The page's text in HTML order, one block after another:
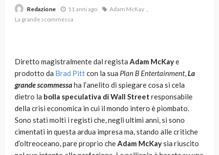
Redazione 11 anni ago
Adam McKay
La grande scommessa
Diretto magistralmente dal regista Adam McKaye
prodotto da Brad Pittcon la sua Plan B Entertainment,La
grande scommessaha l’anelito di spiegare cosa si cela
dietro la bolla speculativa di Wall Street responsabile
della crisi economica in cui il mondo intero è piombato.
Sono stati molti i registi che, negli ultimi anni, si sono
cimentati in questa ardua impresa ma, stando alle critiche
d’oltreoceano, pare proprio cheAdam McKaysia riuscito